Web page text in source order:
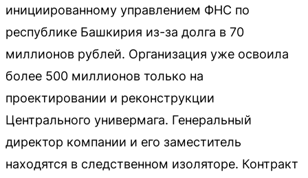
инициированному управлением ФНС по
республике Башкирия из-за долга в 70
миллионов рублей. Организация уже освоила
более 500 миллионов только на
проектировании и реконструкции
Центрального универмага. Генеральный
директор компании и его заместитель
находятся в следственном изоляторе. Контракт